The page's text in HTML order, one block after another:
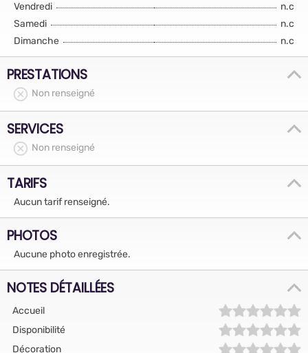
Vendredi
n.c
Samedi
n.c
Dimanche
n.c
PRESTATIONS
Non renseigné
SERVICES
Non renseigné
TARIFS
Aucun tarif renseigné.
PHOTOS
Aucune photo enregistrée.
NOTES DÉTAILLÉES
Accueil
Disponibilité
Décoration